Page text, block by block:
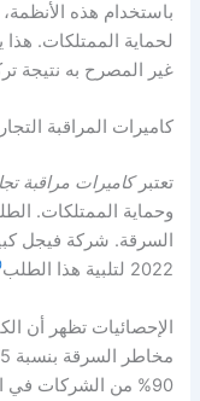
باستخدام هذه
غير المصرح به نتيجة
كاميرات المراقبة
تعتبركاميرات مراقبة
وحماية الممتلكات.
2022 لتلبية هذا الطلب
الإحصائيات تظهر أن
مخاطر السرقة بنسبة 75%
90% من الشركات في